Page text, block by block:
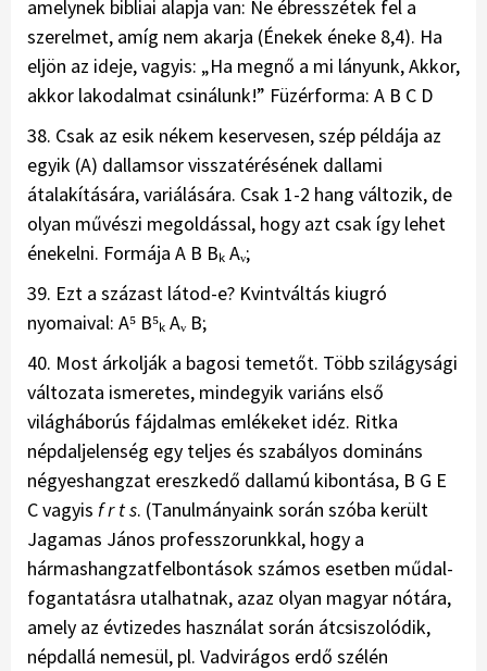
amelynek bibliai alapja van: Ne ébresszétek fel a
szerelmet, amíg nem akarja (Énekek éneke 8,4). Ha
eljön az ideje, vagyis: „Ha megnő a mi lányunk, Akkor,
akkor lakodalmat csinálunk!” Füzérforma: A B C D
38. Csak az esik nékem keservesen, szép példája az
egyik (A) dallamsor visszatérésének dallami
átalakítására, variálására. Csak 1-2 hang változik, de
olyan művészi megoldással, hogy azt csak így lehet
énekelni. Formája A B Bₖ Aᵥ;
39. Ezt a százast látod-e? Kvintváltás kiugró
nyomaival: A⁵ B⁵ₖ Aᵥ B;
40. Most árkolják a bagosi temetőt. Több szilágysági
változata ismeretes, mindegyik variáns első
világháborús fájdalmas emlékeket idéz. Ritka
népdaljelenség egy teljes és szabályos domináns
négyeshangzat ereszkedő dallamú kibontása, B G E
C vagyis f r t s. (Tanulmányaink során szóba került
Jagamas János professzorunkkal, hogy a
hármashangzatfelbontások számos esetben műdal-
fogantatásra utalhatnak, azaz olyan magyar nótára,
amely az évtizedes használat során átcsiszolódik,
népdallá nemesül, pl. Vadvirágos erdő szélén